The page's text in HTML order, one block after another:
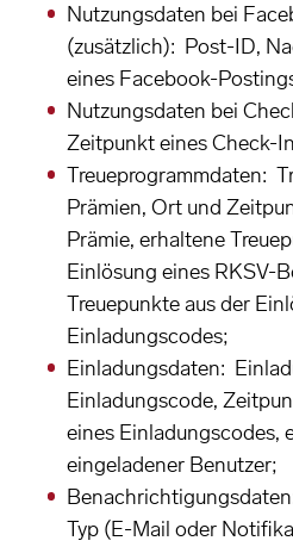
Nutzungsdaten bei
(zusätzlich): Post-ID,
eines Facebook-
Nutzungsdaten bei
Zeitpunkt eines Check-
Treueprogrammdaten:
Prämien, Ort und
Prämie, erhaltene
Einlösung eines RKSV-
Treuepunkte aus der
Einladungscodes;
Einladungsdaten:
Einladungscode,
eines Einladungscodes,
eingeladener Benutzer;
Typ (E-Mail oder